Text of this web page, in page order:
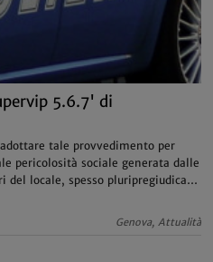
5.6.7' di
tale provvedimento per
pericolosità sociale generata dalle
locale, spesso pluripregiudicati
Genova, Attualità